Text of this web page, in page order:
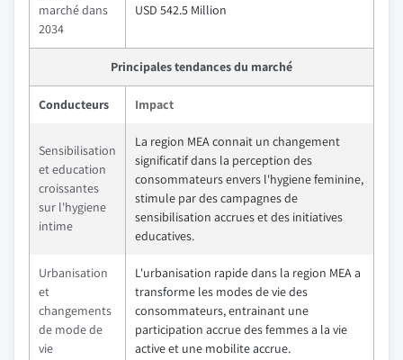
marché dans
2034
USD 542.5 Million
Principales tendances du marché
Conducteurs Impact
Sensibilisation
et education
croissantes
sur l'hygiene
intime
La region MEA connait un changement
significatif dans la perception des
consommateurs envers l'hygiene feminine,
stimule par des campagnes de
sensibilisation accrues et des initiatives
educatives.
Urbanisation
et
changements
de mode de
vie
L'urbanisation rapide dans la region MEA a
transforme les modes de vie des
consommateurs, entrainant une
participation accrue des femmes a la vie
active et une mobilite accrue.